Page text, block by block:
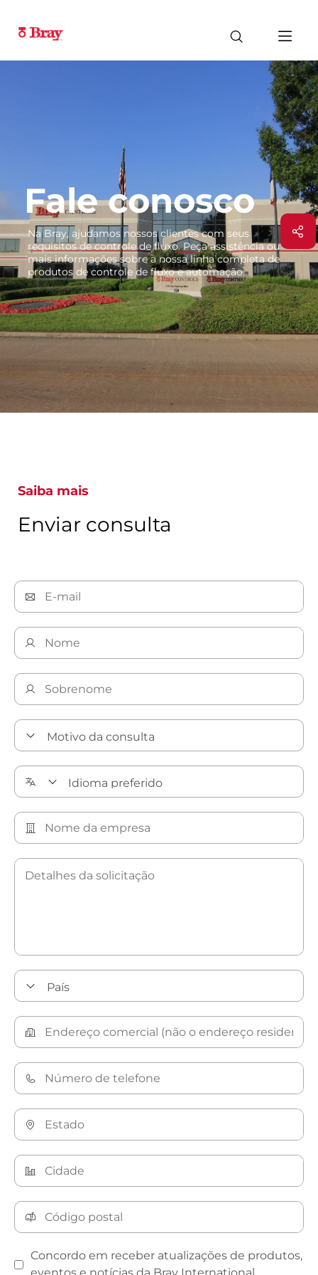
Fale conosco
Na Bray, ajudamos nossos clientes com seus
requisitos de controle de fluxo. Peça assistência ou
mais informações sobre a nossa linha completa de
produtos de controle de fluxo e automação.
Saiba mais
Enviar consulta
Concordo em receber atualizações de produtos,